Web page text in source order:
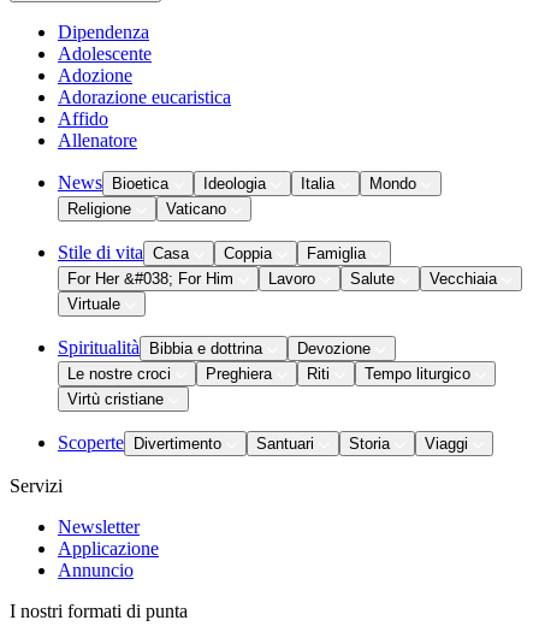
Dipendenza
Adolescente
Adozione
Adorazione eucaristica
Affido
Allenatore
News Bioetica Ideologia Italia
Mondo
Religione
Vaticano
Stile di vita Casa Coppia
Famiglia
For Her &#038; For Him
Lavoro Salute
Vecchiaia
Virtuale
Spiritualità Bibbia e dottrina
Devozione
Le nostre croci
Preghiera Riti
Tempo liturgico
Virtù cristiane
Scoperte Divertimento Santuari Storia Viaggi
Servizi
Newsletter
Applicazione
Annuncio
I nostri formati di punta